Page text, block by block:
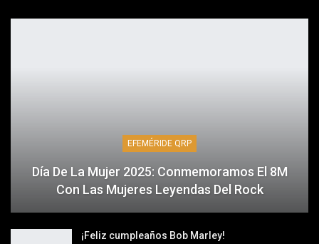
EFEMÉRIDE QRP
Día De La Mujer 2025: Conmemoramos El 8M
Con Las Mujeres Leyendas Del Rock
¡Feliz cumpleaños Bob Marley!